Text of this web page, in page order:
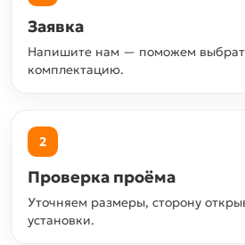
Заявка
Напишите нам — поможем
комплектацию.
2
Проверка проёма
Уточняем размеры, сторону
установки.